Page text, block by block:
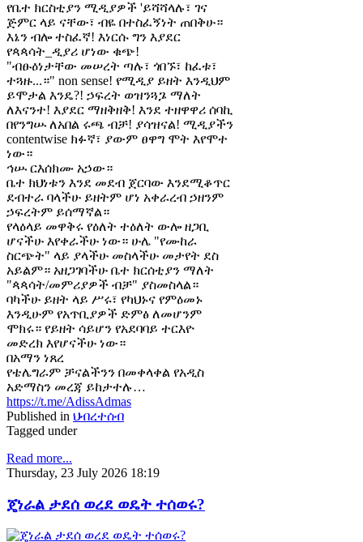
የቤተ ክርስቲያን ሚዲያዎች 'ይሻሻላሉ፣ ገና
ጅምር ላይ ናቸው፣ ብዬ በተስፈኝነት ጠበቅሁ።
እኔን ብሎ ተስፈኛ! እነርሱ ግን እያደር
የጳጳሳት_ዲያሪ ሆነው ቁጭ!
"ብፁዕነታቸው መሠረት ጣሉ፣ ጎበኙ፣ ከፈቱ፣
ተጓዙ...።" non sense! የሚዲያ ይዘት እንዲህም
ይሞታል እንዴ?! ኃፍረት ወዝንጓጔ ማለት
ለእናንተ! እያደር ማዘቅዘቅ! እንደ ተዘዋዋሪ ሰባኪ
በየንግሡ ለአበል ሩጫ ብቻ! ያሳዝናል! ሚዲያችን
contentwise ክፉኛ፣ ያውም ፀዋግ ሞት እየሞተ
ነው።
ኅሡ ርእሰክሙ አኃው።
ቤተ ክህነቱን እንደ መደብ ጀርባው እንደሚቆጥር
ደብተራ ባላችሁ ይዘትም ሆነ አቀራረብ ኃዘንም
ኃፍረትም ይሰማኛል።
የላዕላይ መዋቅሩ የዕለት ተዕለት ውሎ ዘጋቢ
ሆናችሁ እየቀራችሁ ነው። ሁሌ "የሙከራ
ስርጭት" ላይ ያላችሁ መስላችሁ መታየት ደስ
አይልም። አዘጋገባችሁ ቤተ ክርሰቲያን ማለት
"ጳጳሳት/መምሪያዎች ብቻ" ያስመስላል።
ባካችሁ ይዘት ላይ ሥሩ፣ የካህኑና የምዕመኑ
እንዲሁም የአጥቢያዎች ድምፅ ለመሆንም
ሞክሩ። የይዘት ሳይሆን የአደባባይ ተርእዮ
መድረክ እየሆናችሁ ነው።
በአማን ነጸረ
የቴሌግራም ቻናልችንን በመቀላቀል የአዲስ
አድማስን መረጃ ይከታተሉ…
https://t.me/AdissAdmas
Published in ህብረተሰብ
Tagged under
Read more...
Thursday, 23 July 2026 18:19
ጄነራል ታደሰ ወረደ ወዴት ተሰወሩ?